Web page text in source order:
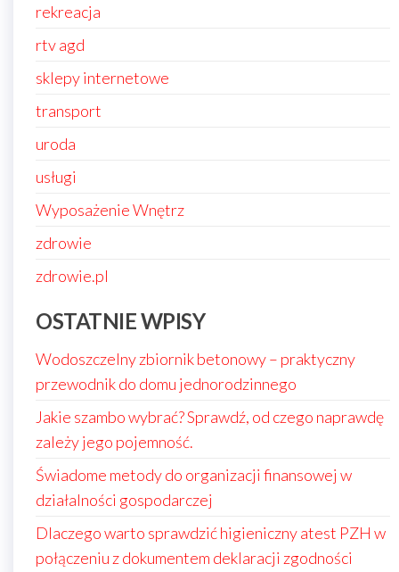
rekreacja
rtv agd
sklepy internetowe
transport
uroda
usługi
Wyposażenie Wnętrz
zdrowie
zdrowie.pl
OSTATNIE WPISY
Wodoszczelny zbiornik betonowy – praktyczny
przewodnik do domu jednorodzinnego
Jakie szambo wybrać? Sprawdź, od czego naprawdę
zależy jego pojemność.
Świadome metody do organizacji finansowej w
działalności gospodarczej
Dlaczego warto sprawdzić higieniczny atest PZH w
połączeniu z dokumentem deklaracji zgodności